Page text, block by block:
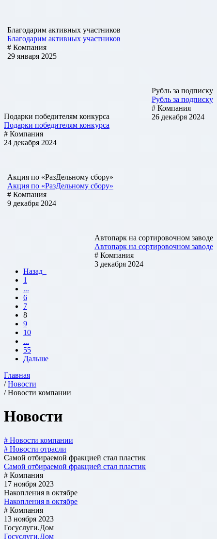
Благодарим активных участников
Благодарим активных участников
# Компания
29 января 2025
Рубль за подписку
Рубль за подписку
# Компания
26 декабря 2024
Подарки победителям конкурса
Подарки победителям конкурса
# Компания
24 декабря 2024
Акция по «РазДельному сбору»
Акция по «РазДельному сбору»
# Компания
9 декабря 2024
Автопарк на сортировочном заводе
Автопарк на сортировочном заводе
# Компания
3 декабря 2024
Назад
1
...
6
7
8
9
10
...
55
Дальше
Главная
/Новости
/ Новости компании
Новости
# Новости компании
# Новости отрасли
Самой отбираемой фракцией стал пластик
Самой отбираемой фракцией стал пластик
# Компания
17 ноября 2023
Накопления в октябре
Накопления в октябре
# Компания
13 ноября 2023
Госуслуги.Дом
Госуслуги.Дом